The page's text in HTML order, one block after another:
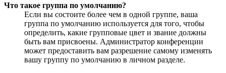
Что такое группа по умолчанию?
Если вы состоите более чем в одной группе, ваша
группа по умолчанию используется для того, чтобы
определить, какие групповые цвет и звание должны
быть вам присвоены. Администратор конференции
может предоставить вам разрешение самому изменять
вашу группу по умолчанию в личном разделе.